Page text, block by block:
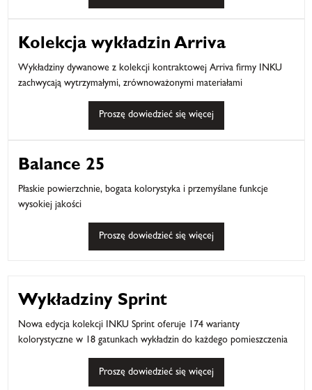
Kolekcja wykładzin Arriva
Wykładziny dywanowe z kolekcji kontraktowej Arriva firmy INKU
zachwycają wytrzymałymi, zrównoważonymi materiałami
Proszę dowiedzieć się więcej
Balance 25
Płaskie powierzchnie, bogata kolorystyka i przemyślane funkcje
wysokiej jakości
Proszę dowiedzieć się więcej
Wykładziny Sprint
Nowa edycja kolekcji INKU Sprint oferuje 174 warianty
kolorystyczne w 18 gatunkach wykładzin do każdego pomieszczenia
Proszę dowiedzieć się więcej